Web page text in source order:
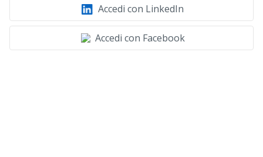
Accedi con LinkedIn
Accedi con Facebook